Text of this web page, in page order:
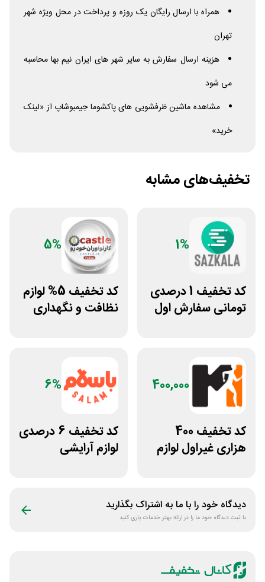
همراه با ارسال رایگان یک روزه و پرداخت در محل ویژه شهر
تهران
هزینه ارسال سفارش به سایر شهر های ایران نیم بها محاسبه
می شود
مشاهده ماشین ظرفشویی های پاکشوما جیمبوشاپ از «لینک
خرید»
تخفیف‌های مشابه
1%
کد تخفیف 1 درصدی
تومانی سفارش اول
5%
کد تخفیف 5% لوازم
نظافت و نگهداری
400,000
کد تخفیف 400
هزاری غیراول لوازم
6%
کد تخفیف 6 درصدی
لوازم آرایشی
دیدگاه خود را با ما به اشتراک بگذارید
با ثبت دیدگاه خود ما را در ارائه بهتر خدمات یاری کنید